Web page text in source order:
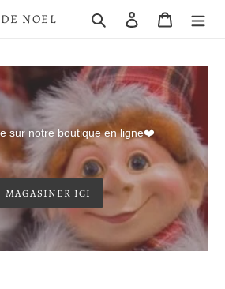
NOEL Suchen Einloggen
sur notre boutique en ligne❤️
MAGASINER ICI